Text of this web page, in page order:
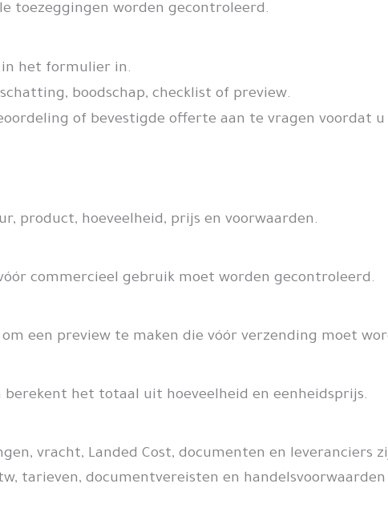
toezeggingen worden gecontroleerd.
het formulier in.
boodschap, checklist of preview.
of bevestigde offerte aan te vragen voordat u
product, hoeveelheid, prijs en voorwaarden.
commercieel gebruik moet worden gecontroleerd.
een preview te maken die vóór verzending moet
berekent het totaal uit hoeveelheid en eenheidsprijs.
vracht, Landed Cost, documenten en
tarieven, documentvereisten en